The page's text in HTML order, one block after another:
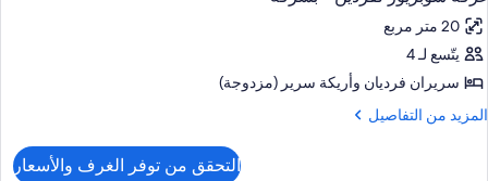
سرير
كبير
جميع
صور
غرفة
سوبريور
لفردين
20 متر مربع
يتّسع لـ 4
سريران فرديان‫‬ وأريكة سرير (مزدوجة)
المزيد من التفاصيل
المزيد
التحقق من توفر الغرف والأسعار